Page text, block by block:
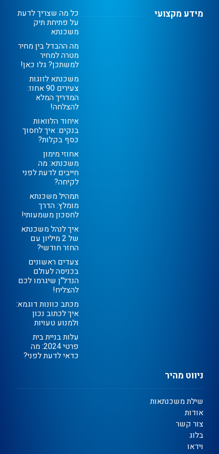
ניווט מהיר
שילת משכנתאות
אודות
צור קשר
בלוג
וידאו
מידע מקצועי כל מה שצריך לדעת
על פתיחת תיק
משכנתא
מה ההבדל בין מחיר
מטרה למחיר
למשתכן? גלו כאן!
משכנתא לזוגות
צעירים 90 אחוז:
המדריך המלא
להצלחה!
איחוד הלוואות
בנקים: איך לחסוך
כסף בקלות?
אחוזי מימון
משכנתא: מה
חייבים לדעת לפני
לקיחה?
תמהיל משכנתא
מומלץ: הדרך
לחסכון משמעותי!
איך לנהל משכנתא
של 2 מיליון עם
החזר חודשי?
צעדים ראשונים
בכניסה לעולם
הנדל"ן שיגרמו לכם
להצליח!
מכתב כוונות דוגמא:
איך לכתוב נכון
ולמנוע טעויות
עלות בניית בית
פרטי 2024: מה
כדאי לדעת לפני?